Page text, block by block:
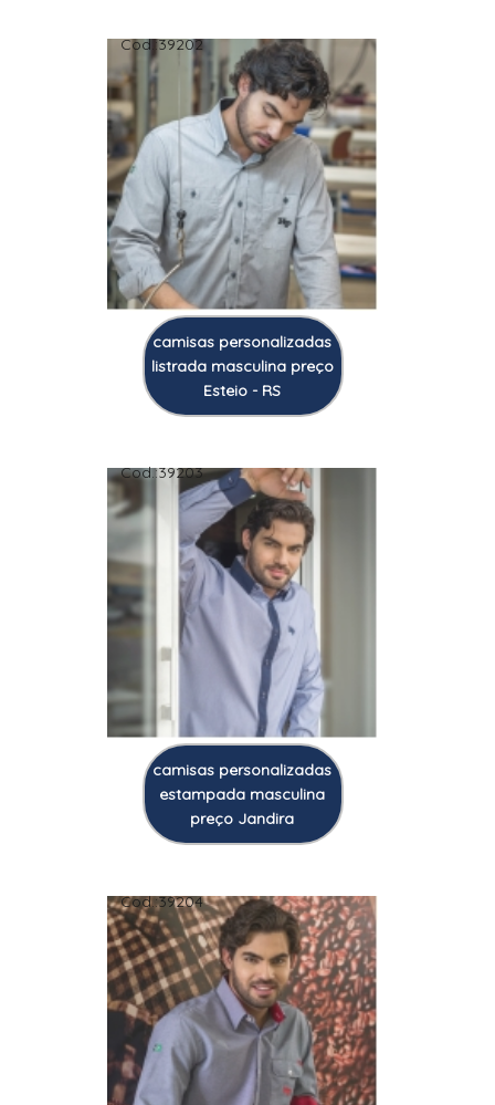
Cod.:39202
camisas personalizadas
listrada masculina preço
Esteio - RS
Cod.:39203
camisas personalizadas
estampada masculina
preço Jandira
Cod.:39204